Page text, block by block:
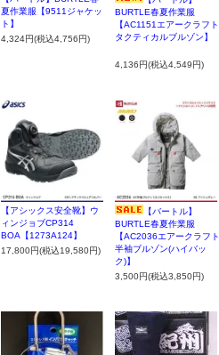
夏作業服【9511ジャケッ
ト】
4,324円(税込4,756円)
BURTLE春夏作業服
【AC1151エアークラフト
タクティカルブルゾン】
4,136円(税込4,549円)
【アシックス安全靴】ウ
ィンジョブCP314
BOA【1273A124】
17,800円(税込19,580円)
【バートル】
BURTLE春夏作業服
【AC2036エアークラフト
半袖ブルゾン(ハイバッ
ク)】
3,500円(税込3,850円)